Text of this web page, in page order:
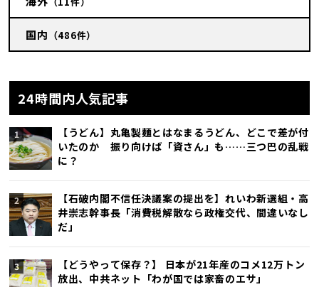
24時間内人気記事
【うどん】丸亀製麺とはなまるうどん、どこで差が付
いたのか 振り向けば「資さん」も……三つ巴の乱戦
に？
【石破内閣不信任決議案の提出を】れいわ新選組・高
井崇志幹事長「消費税解散なら政権交代、間違いなし
だ」
【どうやって保存？】 日本が21年産のコメ12万トン
放出、中共ネット「わが国では家畜のエサ」
国内 （486件）